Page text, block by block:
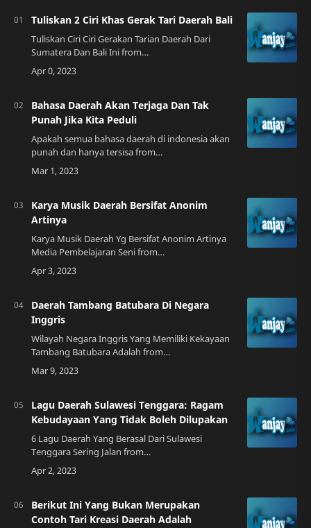
Tuliskan 2 Ciri Khas Gerak Tari Daerah Bali
Tuliskan Ciri Ciri Gerakan Tarian Daerah Dari
Sumatera Dan Bali Ini from
inicirinya.blogspot.comBudaya Tari di Bali Bali
adalah salah satu pulau di Indonesia yang
Bahasa Daerah Akan Terjaga Dan Tak
Punah Jika Kita Peduli
Apakah semua bahasa daerah di indonesia akan
punah dan hanya tersisa from
id.quora.comBahasa Daerah, Sebuah Identitas
yang Perlu Kita JagaBahasa daerah adalah bahasa
Karya Musik Daerah Bersifat Anonim
Artinya
Karya Musik Daerah Yg Bersifat Anonim Artinya
Media Pembelajaran Seni from
qudoupianfang.blogspot.comPengertian Musik
Daerah Musik daerah adalah musik yang berasal
Daerah Tambang Batubara Di Negara
Inggris
Wilayah Negara Inggris Yang Memiliki Kekayaan
Tambang Batubara Adalah from
mobillegends.netSejarah Batubara di Inggris
Batubara telah menjadi sumber daya utama
Lagu Daerah Sulawesi Tenggara: Ragam
Kebudayaan Yang Tidak Boleh Dilupakan
6 Lagu Daerah Yang Berasal Dari Sulawesi
Tenggara Sering Jalan from
seringjalan.comPengantar Sulawesi Tenggara
adalah provinsi yang kaya akan kebudayaan.
Berikut Ini Yang Bukan Merupakan
Contoh Tari Kreasi Daerah Adalah